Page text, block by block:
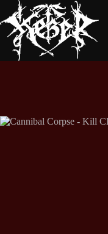
Inhalt
springen